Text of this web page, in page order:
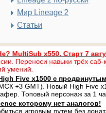
Мир Lineage 2
Статьи
MultiSub x550. Старт 7
Переноси навыки трёх саб-
умений.
Five x1500 с
+3 GMT). Новый High Five
Топовый персонаж за 1
которому нет аналогов!
игровым путем без